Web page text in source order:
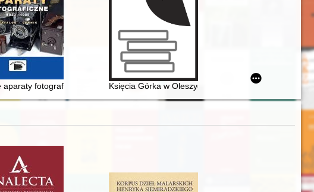
: 35 lat samorządu terytorialnego Gminy Świlcza : 1990-2025
aparaty fotograficzne 1933-1985 : katalog, cennik
Księcia Górka w Oleszycach : pałac i ludzie